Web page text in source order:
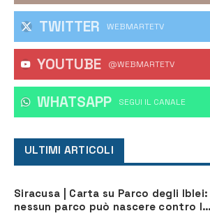
TWITTER WEBMARTETV
YOUTUBE @WEBMARTETV
WHATSAPP ‎SEGUI IL CANALE
ULTIMI ARTICOLI
Siracusa | Carta su Parco degli Iblei:
nessun parco può nascere contro le